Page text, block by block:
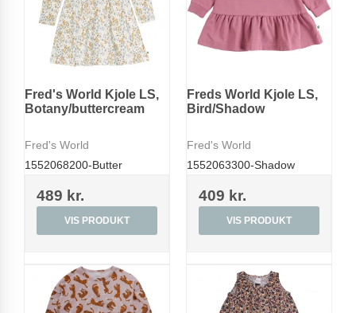
Fred's World Kjole LS,
Botany/buttercream
Fred's World
1552068200-Butter
489 kr.
VIS PRODUKT
Freds World Kjole LS,
Bird/Shadow
Fred's World
1552063300-Shadow
409 kr.
VIS PRODUKT